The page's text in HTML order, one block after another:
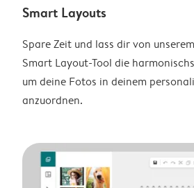
Smart Layouts
Spare Zeit und lass dir von
Smart Layout-Tool die
um deine Fotos in deinem
anzuordnen.